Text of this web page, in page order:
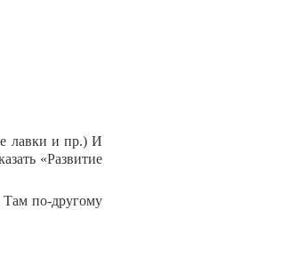
лавки и пр.) И
«Развитие
Там по-другому